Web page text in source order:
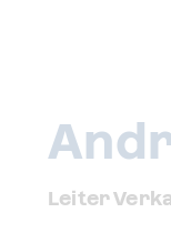
Leiter